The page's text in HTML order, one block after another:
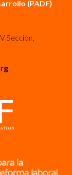
(PADF)
Sección,